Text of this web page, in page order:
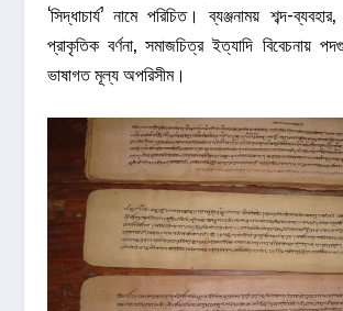
‘সিদ্ধাচার্য’ নামে পরিচিত। ব্যঞ্জনাময় শব্দ-
প্রাকৃতিক বর্ণনা, সমাজচিত্র ইত্যাদি বিবেচনায়
ভাষাগত মূল্য অপরিসীম।